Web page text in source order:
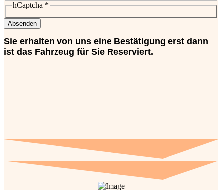
hCaptcha *
Absenden
Sie erhalten von uns eine Bestätigung erst dann
ist das Fahrzeug für Sie Reserviert.